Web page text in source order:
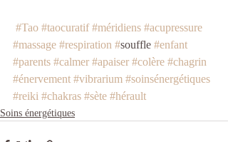
#Tao #taocuratif #méridiens #acupressure
#massage #respiration #souffle #enfant
#parents #calmer #apaiser #colère #chagrin
#énervement #vibrarium #soinsénergétiques
#reiki #chakras #sète #hérault
Soins énergétiques